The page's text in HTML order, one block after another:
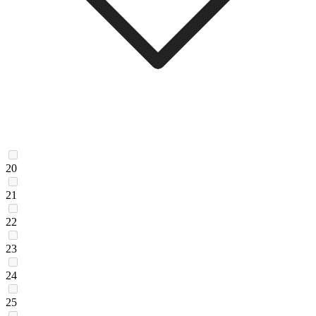
20
21
22
23
24
25